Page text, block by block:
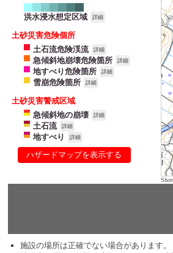
洪水浸水想定区域 詳細
土砂災害危険個所
土石流危険渓流
詳細
急傾斜地崩壊危険箇所 詳細
地すべり危険箇所 詳細
雪崩危険箇所 詳細
土砂災害警戒区域
急傾斜地の崩壊
詳細
土石流 詳細
地すべり 詳細
ハザードマップを表示する
施設の場所は正確でない場合があります。